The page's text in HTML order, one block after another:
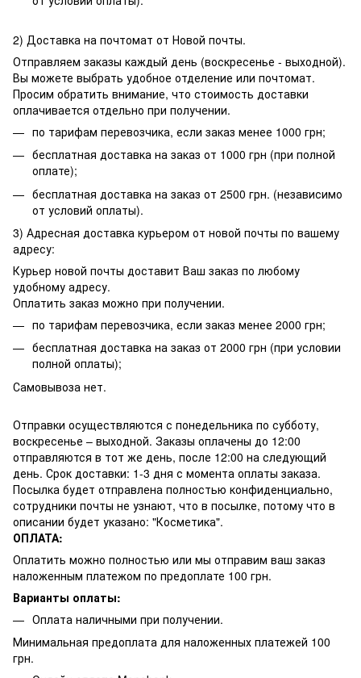
2) Доставка на почтомат от Новой почты.
Отправляем заказы каждый день (воскресенье - выходной).
Вы можете выбрать удобное отделение или почтомат.
Просим обратить внимание, что стоимость доставки
оплачивается отдельно при получении.
по тарифам перевозчика, если заказ менее 1000 грн;
бесплатная доставка на заказ от 1000 грн (при полной
оплате);
бесплатная доставка на заказ от 2500 грн. (независимо
от условий оплаты).
3) Адресная доставка курьером от новой почты по вашему
адресу:
Курьер новой почты доставит Ваш заказ по любому
удобному адресу.
Оплатить заказ можно при получении.
по тарифам перевозчика, если заказ менее 2000 грн;
бесплатная доставка на заказ от 2000 грн (при условии
полной оплаты);
Самовывоза нет.
Отправки осуществляются с понедельника по субботу,
воскресенье – выходной. Заказы оплачены до 12:00
отправляются в тот же день, после 12:00 на следующий
день. Срок доставки: 1-3 дня с момента оплаты заказа.
Посылка будет отправлена полностью конфиденциально,
сотрудники почты не узнают, что в посылке, потому что в
описании будет указано: "Косметика".
ОПЛАТА:
Оплатить можно полностью или мы отправим ваш заказ
наложенным платежом по предоплате 100 грн.
Варианты оплаты:
Оплата наличными при получении.
Минимальная предоплата для наложенных платежей 100
грн.